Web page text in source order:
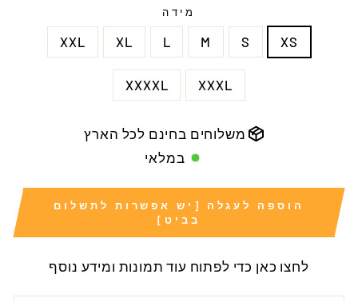
מידה
XS
S
M
L
XL
XXL
XXXL
XXXXL
משלוחים בחינם לכל הארץ
במלאי
הוספה לעגלה [יש אפשרות לתשלום
בביט]
לחצו כאן כדי לפתוח עוד תמונות ומידע נוסף